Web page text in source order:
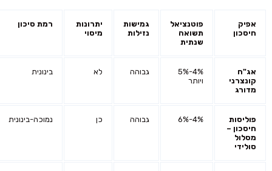
אפיק
חיסכון
פוטנציאל
תשואה
שנתית
גמישות
נזילות
יתרונות
מיסוי
רמת סיכון
אג"ח
קונצרני
מדורג
4%-5%
ויותר
גבוהה לא בינונית
פוליסות
חיסכון –
מסלול
סולידי
4%-6% גבוהה כן נמוכה-בינונית